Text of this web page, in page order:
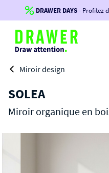
Jusqu'à-100€*sur
-voir
DRAWER DAYS- Profitez
Miroir design
SOLEA
Miroir organique en